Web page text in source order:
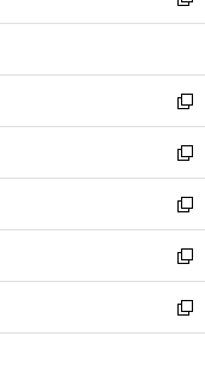
開
ウ
開
く
ン
ウ
で
開
く
ウ
ン
ド
ウ
で
開
く
し
ウ
ィ
ン
ド
ウ
で
開
く
新
し
い
ウ
ィ
ン
ド
ウ
で
開
新
し
い
ウ
ィ
ン
ド
ウ
新
し
い
ウ
ィ
ン
新
し
い
ウ
新
し